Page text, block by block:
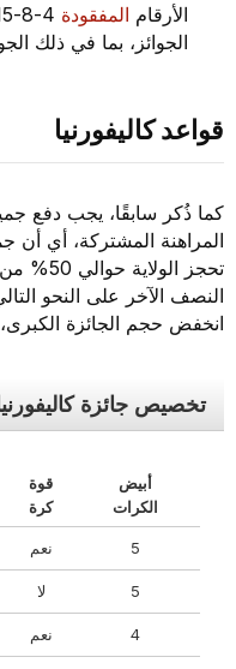
الأرقامالمفقودة
الجوائز، بما في ذلك
قواعد كاليفورنيا
كما ذُكر سابقًا، يجب دفع
المراهنة المشتركة، أي أن
تحجز
النصف الآخر على النحو
انخفض حجم الجائزة
تخصيص جائزة كاليفورنيا
أبيض
الكرات
قوة
كرة
نعم
4 نعم